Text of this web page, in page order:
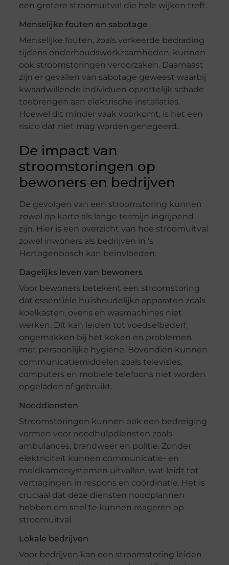
een grotere stroomuitval die hele wijken treft.
Menselijke fouten en sabotage
Menselijke fouten, zoals verkeerde bedrading
tijdens onderhoudswerkzaamheden, kunnen
ook stroomstoringen veroorzaken. Daarnaast
zijn er gevallen van sabotage geweest waarbij
kwaadwillende individuen opzettelijk schade
toebrengen aan elektrische installaties.
Hoewel dit minder vaak voorkomt, is het een
risico dat niet mag worden genegeerd.
De impact van
stroomstoringen op
bewoners en bedrijven
De gevolgen van een stroomstoring kunnen
zowel op korte als lange termijn ingrijpend
zijn. Hier is een overzicht van hoe stroomuitval
zowel inwoners als bedrijven in ’s
Hertogenbosch kan beïnvloeden:
Dagelijks leven van bewoners
Voor bewoners betekent een stroomstoring
dat essentiële huishoudelijke apparaten zoals
koelkasten, ovens en wasmachines niet
werken. Dit kan leiden tot voedselbederf,
ongemakken bij het koken en problemen
met persoonlijke hygiëne. Bovendien kunnen
communicatiemiddelen zoals televisies,
computers en mobiele telefoons niet worden
opgeladen of gebruikt.
Nooddiensten
Stroomstoringen kunnen ook een bedreiging
vormen voor noodhulpdiensten zoals
ambulances, brandweer en politie. Zonder
elektriciteit kunnen communicatie- en
meldkamersystemen uitvallen, wat leidt tot
vertragingen in respons en coördinatie. Het is
cruciaal dat deze diensten noodplannen
hebben om snel te kunnen reageren op
stroomuitval.
Lokale bedrijven
Voor bedrijven kan een stroomstoring leiden